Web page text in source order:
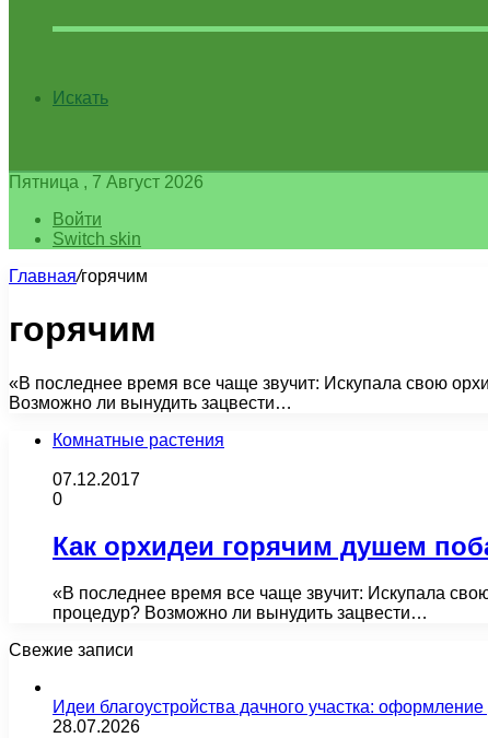
Искать
Пятница , 7 Август 2026
Войти
Switch skin
Главная/горячим
горячим
«В последнее время все чаще звучит: Искупала свою
Возможно ли вынудить зацвести…
Комнатные растения
07.12.2017
0
Как орхидеи горячим душем
«В последнее время все чаще звучит: Искупала
процедур? Возможно ли вынудить зацвести…
Свежие записи
Идеи благоустройства дачного участка:
28.07.2026